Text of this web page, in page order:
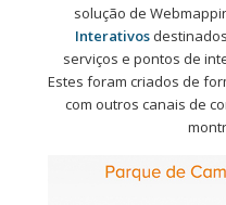
solução de
Interativos
serviços e pontos de
Estes foram criados de
com outros canais de